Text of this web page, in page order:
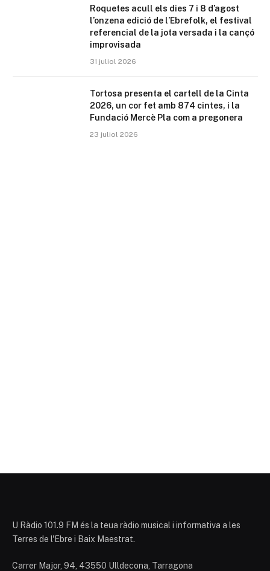
Roquetes acull els dies 7 i 8 d’agost
l’onzena edició de l’Ebrefolk, el festival
referencial de la jota versada i la cançó
improvisada
31 juliol 2026
Tortosa presenta el cartell de la Cinta
2026, un cor fet amb 874 cintes, i la
Fundació Mercè Pla com a pregonera
23 juliol 2026
U Ràdio 101.9 FM és la teua ràdio musical i informativa a les
Terres de l'Ebre i Baix Maestrat.
Carrer Major, 94, 43550 Ulldecona, Tarragona